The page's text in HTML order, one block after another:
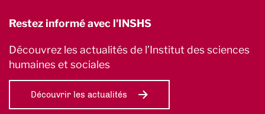
Restez informé avec l'INSHS
Découvrez les actualités de l’Institut des sciences
humaines et sociales
Découvrir les actualités